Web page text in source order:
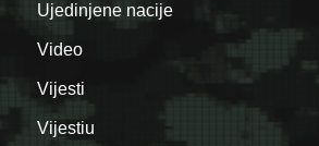
Ujedinjene nacije
Video
Vijesti
Vijestiu